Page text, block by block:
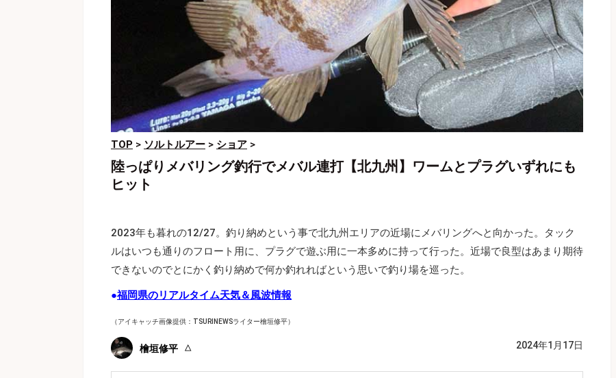
TOP > ソルトルアー > ショア >
陸っぱりメバリング釣行でメバル連打【北九州】ワームとプラグいずれにも
ヒット
2023年も暮れの12/27。釣り納めという事で北九州エリアの近場にメバリングへと向かった。タック
ルはいつも通りのフロート用に、プラグで遊ぶ用に一本多めに持って行った。近場で良型はあまり期待
できないのでとにかく釣り納めで何か釣れればという思いで釣り場を巡った。
●福岡県のリアルタイム天気＆風波情報
（アイキャッチ画像提供：TSURINEWSライター檜垣修平）
檜垣修平 2024年1月17日